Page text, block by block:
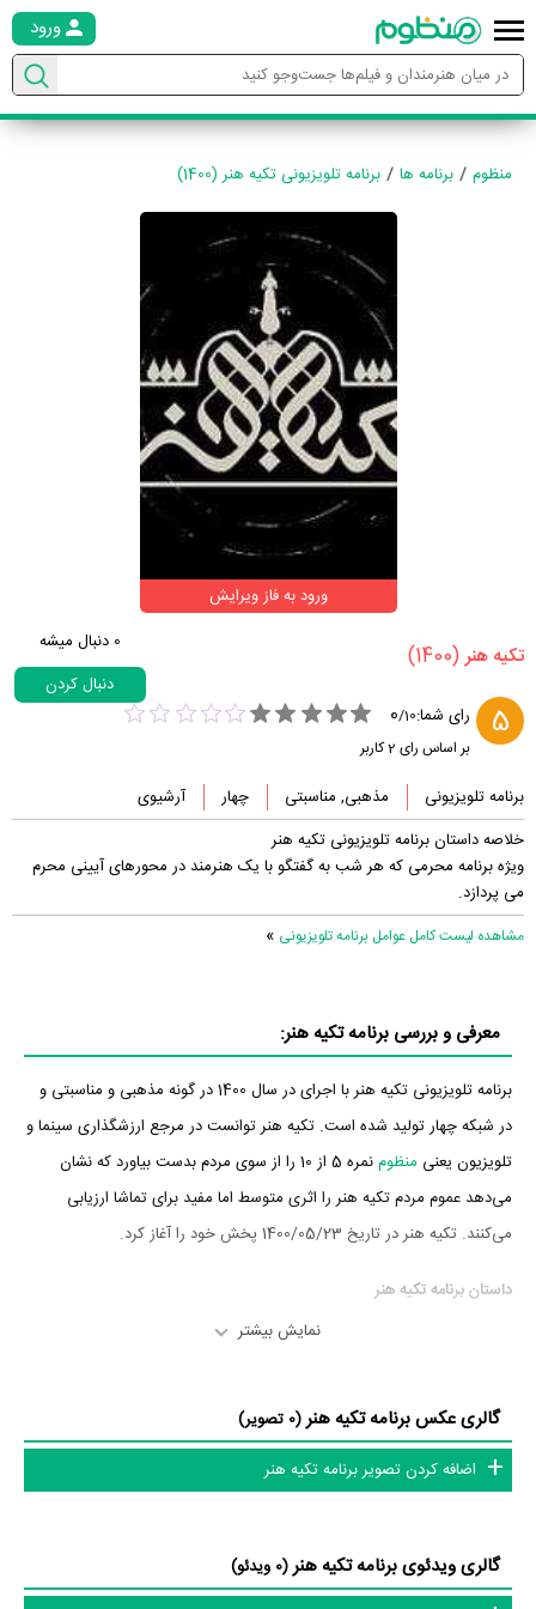
ورود
منظوم برنامه ها برنامه تلویزیونی تکیه هنر (1400)
ورود به فاز ویرایش
‏تکیه هنر‏(1400)
0 دنبال میشه
دنبال کردن
5 رای شما: 0/10
بر اساس رای 2کاربر
برنامه تلویزیونی مذهبی, مناسبتی چهار
آرشیوی
خلاصه داستان برنامه تلویزیونی تکیه هنر
ویژه برنامه محرمی که هر شب به گفتگو با یک هنرمند در محورهای آیینی محرم
می پردازد.
مشاهده لیست کامل عوامل برنامه تلویزیونی »
معرفی و بررسی برنامه تکیه هنر:
برنامه تلویزیونی تکیه هنر با اجرای در سال 1400 در گونه مذهبی و مناسبتی و
در شبکه چهار تولید شده است. تکیه هنر توانست در مرجع ارزشگذاری سینما و
تلویزیون یعنی منظوم
نمره 5 از 10 را از سوی مردم بدست بیاورد که نشان
می‌دهد عموم مردم تکیه هنر را اثری متوسط اما مفید برای تماشا ارزیابی
می‌کنند. تکیه هنر در تاریخ 1400/05/23 پخش خود را آغاز کرد.
داستان برنامه تکیه هنر
از محتوا و داستان برنامه تکیه هنر چقدر اطلاع دارید؟
داستان تکیه هنر منتشر شده است، می‌خوانیم: «ویژه برنامه محرمی که هر
شب به گفتگو با یک هنرمند در محورهای آیینی محرم می پردازد. »
در مجموع بیش از 1 نفر در تولید برنامه تکیه هنر نقش داشته‌اند و هر یک از
نمایش بیشتر
گالری عکس برنامه تکیه هنر(0 تصویر)
اضافه کردن تصویر برنامه تکیه هنر
گالری ویدئوی برنامه تکیه هنر(0 ویدئو)